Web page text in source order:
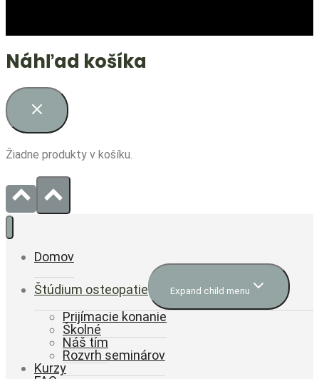
Náhľad košíka
Žiadne produkty v košíku.
Domov
Štúdium osteopatie Expand child menu
Prijímacie konanie
Školné
Náš tím
Rozvrh seminárov
Kurzy